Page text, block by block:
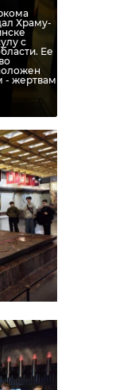
Храму-
с
Ее
- жертвам